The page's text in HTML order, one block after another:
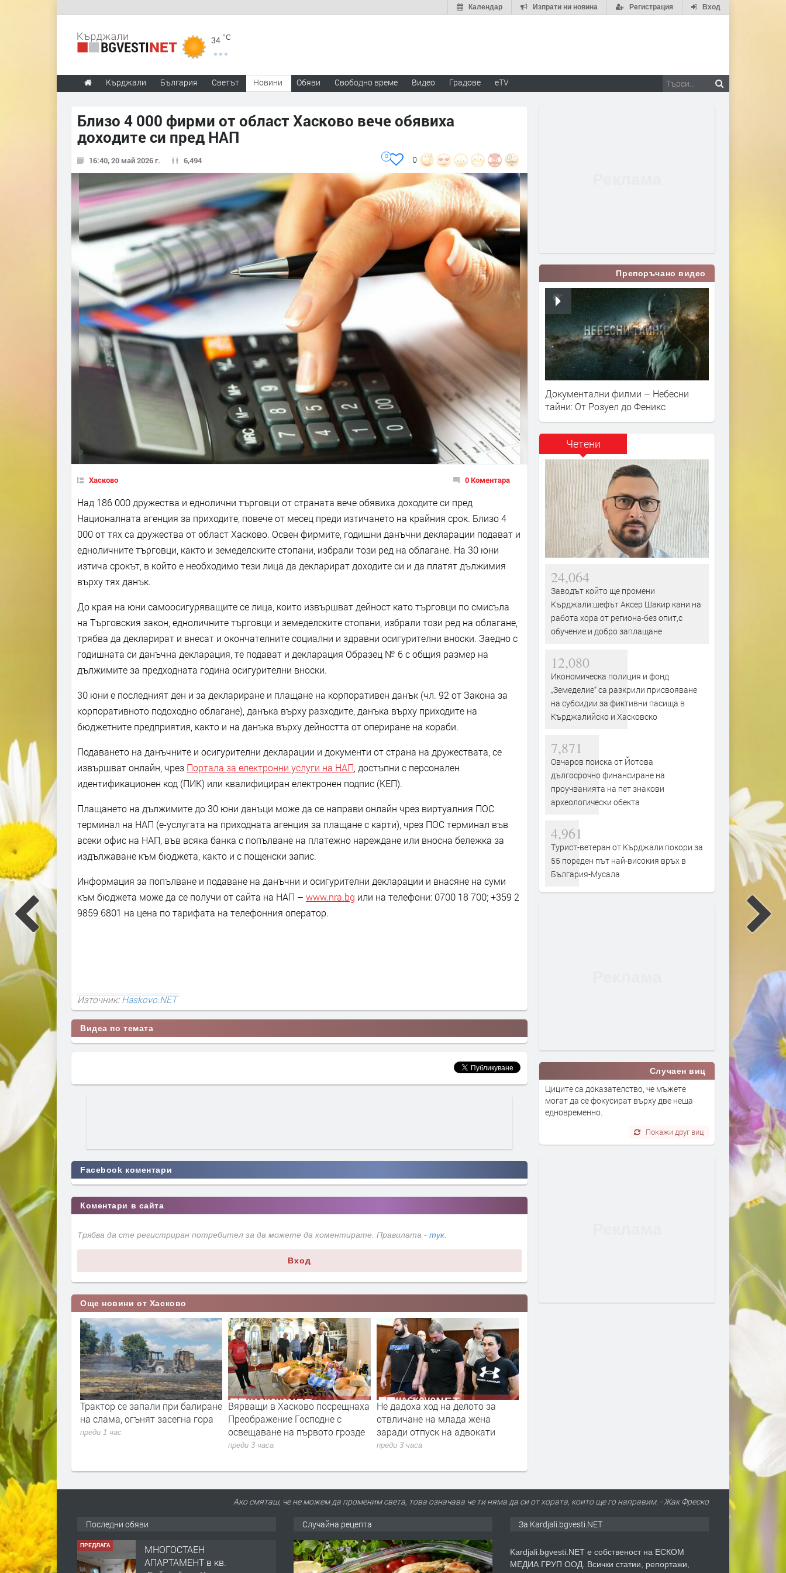
Вход
Регистрация
Изпрати ни новина
Календар
34 °C
Кърджали България Светът Новини Обяви Свободно време Видео Градове eTV
Близо 4 000 фирми от област Хасково вече обявиха
доходите си пред НАП
16:40, 20 май 2026 г. 6,494 0
0
Хасково 0 Коментара
Над 186 000 дружества и еднолични търговци от страната вече обявиха доходите си пред
Националната агенция за приходите, повече от месец преди изтичането на крайния срок. Близо 4
000 от тях са дружества от област Хасково. Освен фирмите, годишни данъчни декларации подават и
едноличните търговци, както и земеделските стопани, избрали този ред на облагане. На 30 юни
изтича срокът, в който е необходимо тези лица да декларират доходите си и да платят дължимия
върху тях данък.
До края на юни самоосигуряващите се лица, които извършват дейност като търговци по смисъла
на Търговския закон, едноличните търговци и земеделските стопани, избрали този ред на облагане,
трябва да декларират и внесат и окончателните социални и здравни осигурителни вноски. Заедно с
годишната си данъчна декларация, те подават и декларация Образец № 6 с общия размер на
дължимите за предходната година осигурителни вноски.
30 юни е последният ден и за деклариране и плащане на корпоративен данък (чл. 92 от Закона за
корпоративното подоходно облагане), данъка върху разходите, данъка върху приходите на
бюджетните предприятия, както и на данъка върху дейността от опериране на кораби.
Подаването на данъчните и осигурителни декларации и документи от страна на дружествата, се
извършват онлайн, чрез Портала за електронни услуги на НАП , достъпни с персонален
идентификационен код (ПИК) или квалифициран електронен подпис (КЕП).
Плащането на дължимите до 30 юни данъци може да се направи онлайн чрез виртуалния ПОС
терминал на НАП (е-услугата на приходната агенция за плащане с карти), чрез ПОС терминал във
всеки офис на НАП, във всяка банка с попълване на платежно нареждане или вносна бележка за
издължаване към бюджета, както и с пощенски запис.
Информация за попълване и подаване на данъчни и осигурителни декларации и внасяне на суми
към бюджета може да се получи от сайта на НАП – www.nra.bg или на телефони: 0700 18 700; +359 2
9859 6801 на цена по тарифата на телефонния оператор.
Източник:Haskovo.NET
Видеа по темата
Facebook коментари
Коментари в сайта
Трябва да сте регистриран потребител за да можете да коментирате. Правилата - тук.
Вход
Още новини от Хасково
от Хасково,
от областта
Трактор се запали при балиране
на слама, огънят засегна гора
преди 1 час
Вярващи в Хасково посрещнаха
Преображение Господне с
освещаване на първото грозде
преди 3 часа
Не дадоха ход на делото за
отвличане на млада жена
заради отпуск на адвокати
преди 3 часа
Тополовград запазва
маломерните паралелки
училищата в Синапово и
Препоръчано видео
Документални филми – Небесни
тайни: От Розуел до Феникс
Четени
24,064
Заводът който ще промени
Кърджали:шефът Аксер Шакир кани на
работа хора от региона-без опит,с
обучение и добро заплащане
12,080
Икономическа полиция и фонд
„Земеделие“ са разкрили присвояване
на субсидии за фиктивни пасища в
Кърджалийско и Хасковско
7,871
Овчаров поиска от Йотова
дългосрочно финансиране на
проучванията на пет знакови
археологически обекта
4,961
Турист-ветеран от Кърджали покори за
55 пореден път най-високия връх в
България-Мусала
Случаен виц
Циците са доказателство, че мъжете
могат да се фокусират върху две неща
едновременно.
Покажи друг виц
Ако смяташ, че не можем да променим света, това означава че ти няма да си от хората, които ще го направим. - Жак Фреско
Последни обяви
ПРЕДЛАГА
МНОГОСТАЕН
АПАРТАМЕНТ в кв.
Случайна рецепта За Kardjali.bgvesti.NET
Kardjali.bgvesti.NET е собственост на ЕСКОМ
МЕДИА ГРУП ООД. Всички статии, репортажи,